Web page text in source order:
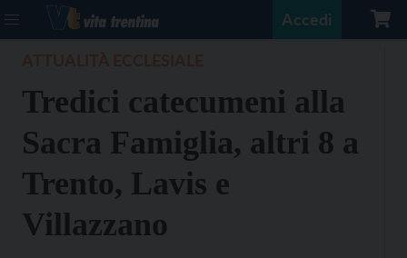
Accedi
Tredici catecumeni alla
Sacra Famiglia, altri 8 a
Trento, Lavis e
Villazzano